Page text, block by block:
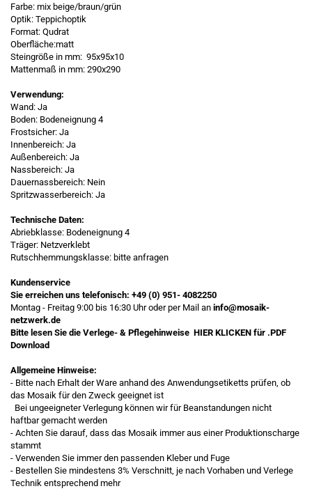
Farbe: mix beige/braun/grün
Optik: Teppichoptik
Format: Qudrat
Oberfläche:matt
Steingröße in mm: 95x95x10
Mattenmaß in mm: 290x290
Verwendung:
Wand: Ja
Boden: Bodeneignung 4
Frostsicher: Ja
Innenbereich: Ja
Außenbereich: Ja
Nassbereich: Ja
Dauernassbereich: Nein
Spritzwasserbereich: Ja
Technische Daten:
Abriebklasse: Bodeneignung 4
Träger: Netzverklebt
Rutschhemmungsklasse: bitte anfragen
Kundenservice
Sie erreichen uns telefonisch: +49 (0) 951- 4082250
Montag - Freitag 9:00 bis 16:30 Uhr oder per Mail an info@mosaik-
netzwerk.de
Bitte lesen Sie die Verlege- & Pflegehinweise HIER KLICKEN für .PDF
Download
Allgemeine Hinweise:
- Bitte nach Erhalt der Ware anhand des Anwendungsetiketts prüfen, ob
das Mosaik für den Zweck geeignet ist
Bei ungeeigneter Verlegung können wir für Beanstandungen nicht
haftbar gemacht werden
- Achten Sie darauf, dass das Mosaik immer aus einer Produktionscharge
stammt
- Verwenden Sie immer den passenden Kleber und Fuge
- Bestellen Sie mindestens 3% Verschnitt, je nach Vorhaben und Verlege
Technik entsprechend mehr